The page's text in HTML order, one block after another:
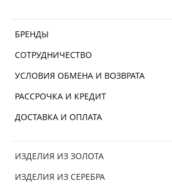
БРЕНДЫ
СОТРУДНИЧЕСТВО
УСЛОВИЯ ОБМЕНА И ВОЗВРАТА
РАССРОЧКА И КРЕДИТ
ДОСТАВКА И ОПЛАТА
ИЗДЕЛИЯ ИЗ ЗОЛОТА
ИЗДЕЛИЯ ИЗ СЕРЕБРА